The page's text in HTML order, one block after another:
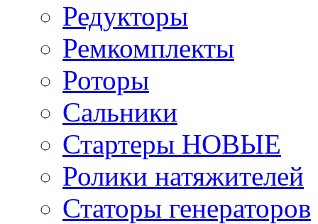
Редукторы
Ремкомплекты
Роторы
Сальники
Стартеры НОВЫЕ
Ролики натяжителей
Статоры генераторов